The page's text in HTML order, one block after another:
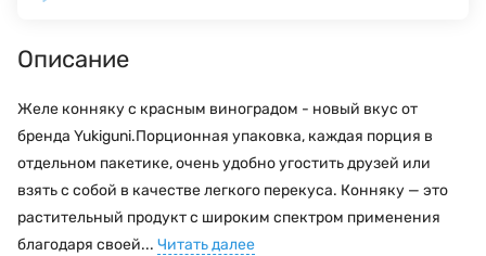
Описание
Желе конняку с красным виноградом - новый вкус от
бренда Yukiguni.Порционная упаковка, каждая порция в
отдельном пакетике, очень удобно угостить друзей или
взять с собой в качестве легкого перекуса. Конняку — это
растительный продукт с широким спектром применения
благодаря своей... Читать далее